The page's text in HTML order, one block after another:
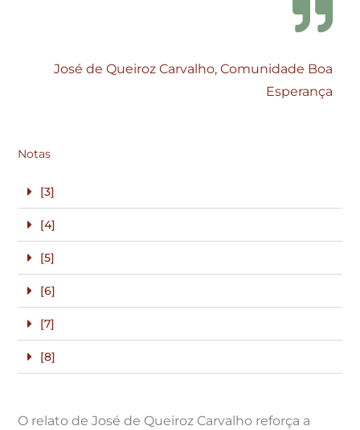
José de Queiroz Carvalho, Comunidade Boa
Esperança
Notas
[3]
[4]
[5]
[6]
[7]
[8]
O relato de José de Queiroz Carvalho reforça a